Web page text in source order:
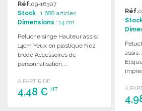
Réf.09-16307
Stock : 1 688 articles
Dimensions : 14 cm
Peluche singe Hauteur assis:
14cm Yeux en plastique Nez
brodé Accessoires de
personnalisation:...
A PARTIR DE
4,48 € HT
Réf.
assis:
A